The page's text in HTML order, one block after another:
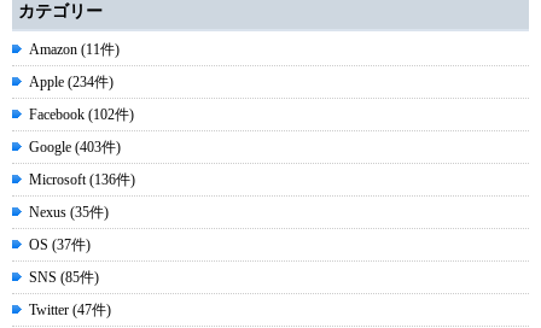
カテゴリー
Amazon (11件)
Apple (234件)
Facebook (102件)
Google (403件)
Microsoft (136件)
Nexus (35件)
OS (37件)
SNS (85件)
Twitter (47件)